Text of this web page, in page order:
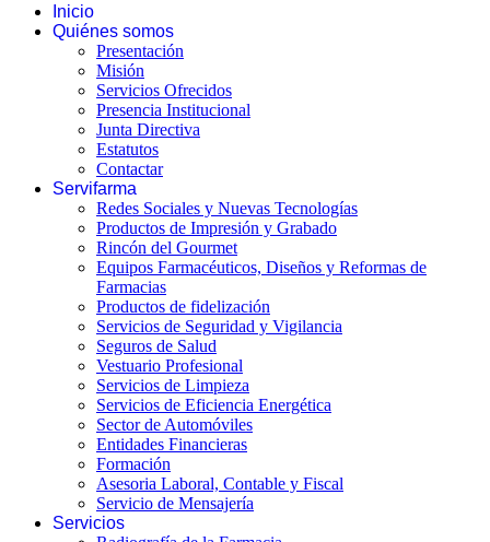
Inicio
Quiénes somos
Presentación
Misión
Servicios Ofrecidos
Presencia Institucional
Junta Directiva
Estatutos
Contactar
Servifarma
Redes Sociales y Nuevas Tecnologías
Productos de Impresión y Grabado
Rincón del Gourmet
Equipos Farmacéuticos, Diseños y Reformas de
Farmacias
Productos de fidelización
Servicios de Seguridad y Vigilancia
Seguros de Salud
Vestuario Profesional
Servicios de Limpieza
Servicios de Eficiencia Energética
Sector de Automóviles
Entidades Financieras
Formación
Asesoria Laboral, Contable y Fiscal
Servicio de Mensajería
Servicios